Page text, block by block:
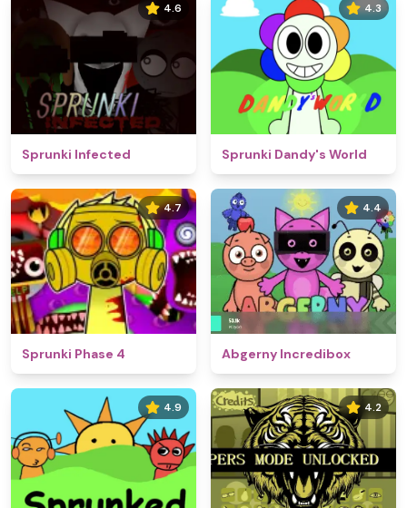
4.6
Sprunki Infected
4.3
Sprunki Dandy's World
4.7
Sprunki Phase 4
4.4
Abgerny Incredibox
4.9 4.2